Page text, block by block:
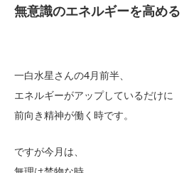
無意識のエネルギーを高める
一白水星さんの4月前半、
エネルギーがアップしているだけに
前向き精神が働く時です。
ですが今月は、